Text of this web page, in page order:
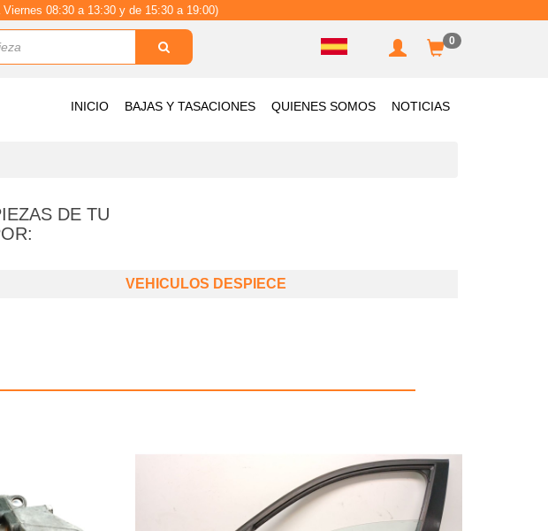
Viernes 08:30 a 13:30 y de 15:30 a 19:00)
0
INICIO BAJAS Y TASACIONES QUIENES SOMOS NOTICIAS
DE TU
VEHICULOS DESPIECE